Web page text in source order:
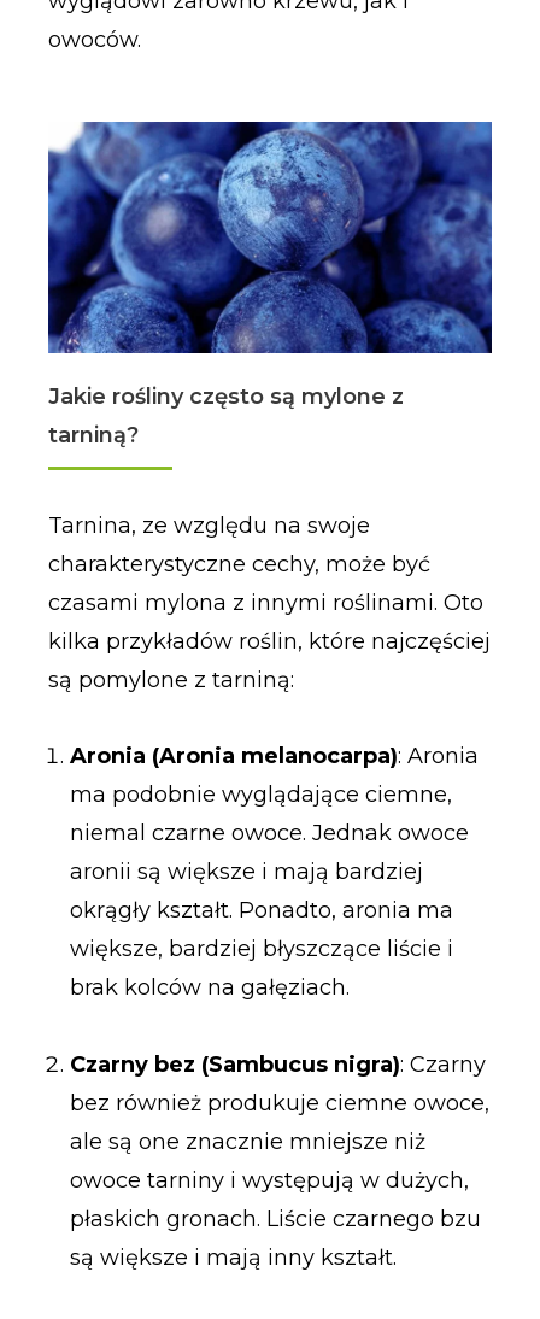
owoców.
Jakie rośliny często są mylone z
tarniną?
Tarnina, ze względu na swoje
charakterystyczne cechy, może być
czasami mylona z innymi roślinami. Oto
kilka przykładów roślin, które najczęściej
są pomylone z tarniną:
Aronia (Aronia melanocarpa): Aronia
ma podobnie wyglądające ciemne,
niemal czarne owoce. Jednak owoce
aronii są większe i mają bardziej
okrągły kształt. Ponadto, aronia ma
większe, bardziej błyszczące liście i
brak kolców na gałęziach.
Czarny bez (Sambucus nigra): Czarny
bez również produkuje ciemne owoce,
ale są one znacznie mniejsze niż
owoce tarniny i występują w dużych,
płaskich gronach. Liście czarnego bzu
są większe i mają inny kształt.